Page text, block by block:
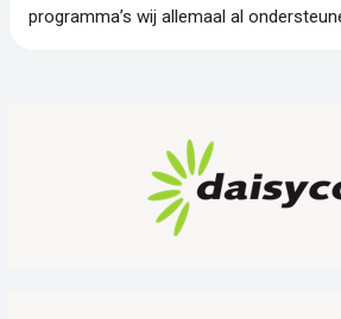
programma’s wij allemaal al